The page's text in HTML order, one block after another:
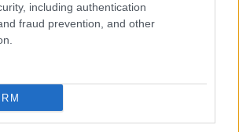
including authentication
fraud prevention, and other